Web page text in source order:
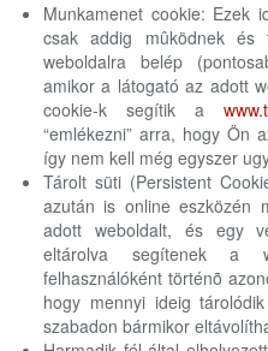
Munkamenet cookie: Ezek
csak addig mûködnek
weboldalra belép
amikor a látogató az adott
cookie-k segítik a
“emlékezni” arra, hogy Ön
így nem kell még egyszer
Tárolt süti (Persistent
azután is online eszközén
adott weboldalt, és egy
eltárolva segítenek a
felhasználóként történõ
hogy mennyi ideig
szabadon bármikor